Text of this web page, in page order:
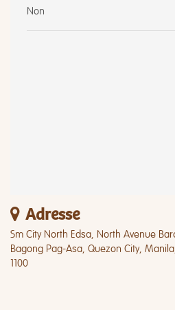
Non
Adresse
Sm City North Edsa, North Avenue
Bagong Pag-Asa, Quezon City,
1100